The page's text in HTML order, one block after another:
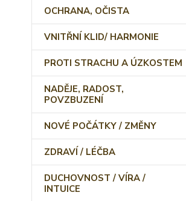
OCHRANA, OČISTA
VNITŘNÍ KLID/ HARMONIE
PROTI STRACHU A ÚZKOSTEM
NADĚJE, RADOST,
POVZBUZENÍ
NOVÉ POČÁTKY / ZMĚNY
ZDRAVÍ / LÉČBA
DUCHOVNOST / VÍRA /
INTUICE